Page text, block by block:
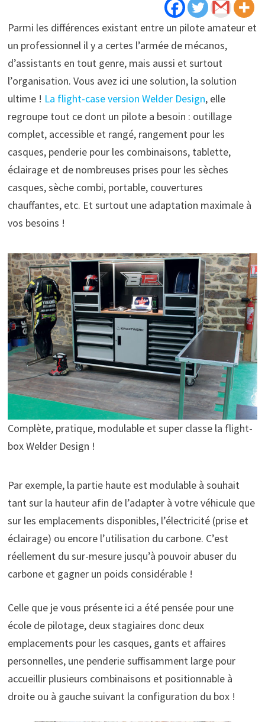
Parmi les différences existant entre un pilote amateur et
un professionnel il y a certes l’armée de mécanos,
d’assistants en tout genre, mais aussi et surtout
l’organisation. Vous avez ici une solution, la solution
ultime ! La flight-case version Welder Design, elle
regroupe tout ce dont un pilote a besoin : outillage
complet, accessible et rangé, rangement pour les
casques, penderie pour les combinaisons, tablette,
éclairage et de nombreuses prises pour les sèches
casques, sèche combi, portable, couvertures
chauffantes, etc. Et surtout une adaptation maximale à
vos besoins !
Complète, pratique, modulable et super classe la flight-
box Welder Design !
Par exemple, la partie haute est modulable à souhait
tant sur la hauteur afin de l’adapter à votre véhicule que
sur les emplacements disponibles, l’électricité (prise et
éclairage) ou encore l’utilisation du carbone. C’est
réellement du sur-mesure jusqu’à pouvoir abuser du
carbone et gagner un poids considérable !
Celle que je vous présente ici a été pensée pour une
école de pilotage, deux stagiaires donc deux
emplacements pour les casques, gants et affaires
personnelles, une penderie suffisamment large pour
accueillir plusieurs combinaisons et positionnable à
droite ou à gauche suivant la configuration du box !